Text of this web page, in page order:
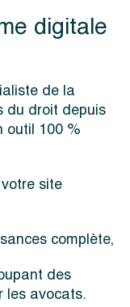
digitale
de la
du droit depuis
outil 100 %
site
complète,
des
les avocats.